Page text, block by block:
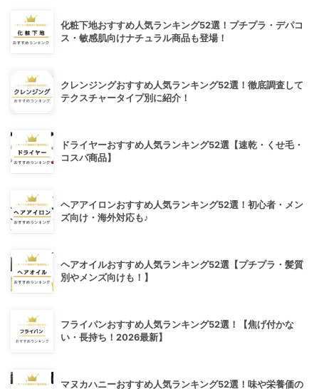
化粧下地おすすめ人気ランキング52選！プチプラ・デパコ
ス・敏感肌向けナチュラル商品も登場！
クレンジングおすすめ人気ランキング52選！徹底調査して
テクスチャータイプ別に紹介！
ドライヤーおすすめ人気ランキング52選【速乾・くせ毛・
コスパ商品】
ヘアアイロンおすすめ人気ランキング52選！初心者・メン
ズ向け・海外対応も♪
ヘアオイルおすすめ人気ランキング52選【プチプラ・髪質
別やメンズ向けも！】
フライパンおすすめ人気ランキング52選！【焦げ付かな
い・長持ち！2026最新】
マヌカハニーおすすめ人気ランキング52選！味や栄養価の